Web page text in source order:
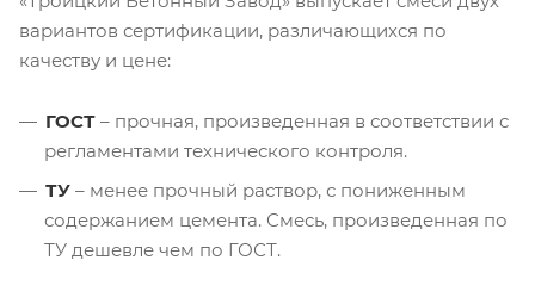
вариантов сертификации, различающихся по
качеству и цене:
ГОСТ – прочная, произведенная в соответствии с
регламентами технического контроля.
ТУ – менее прочный раствор, с пониженным
содержанием цемента. Смесь, произведенная по
ТУ дешевле чем по ГОСТ.